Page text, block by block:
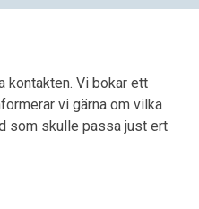
kontakten. Vi bokar ett
vi gärna om vilka
som skulle passa just ert